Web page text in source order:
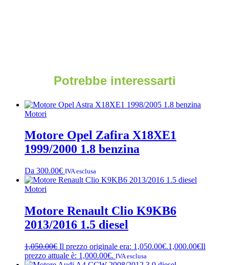
Potrebbe interessarti
Motori
Motore Opel Zafira X18XE1
1999/2000 1.8 benzina
Da 300.00€ IVA esclusa
Motori
Motore Renault Clio K9KB6
2013/2016 1.5 diesel
1,050.00€ Il prezzo originale era: 1,050.00€.1,000.00€Il
prezzo attuale è: 1,000.00€. IVA esclusa